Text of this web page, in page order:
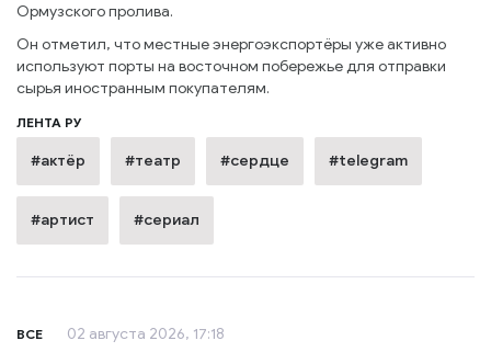
Ормузского пролива.
Он отметил, что местные энергоэкспортёры уже активно
используют порты на восточном побережье для отправки
сырья иностранным покупателям.
ЛЕНТА РУ
#актёр #театр #сердце #telegram
#артист #сериал
ВСЕ 02 августа 2026, 17:18